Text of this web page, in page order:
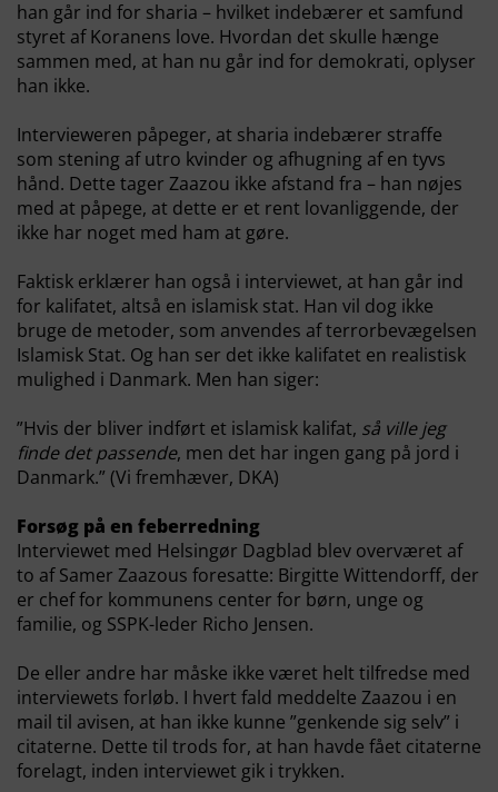
han går ind for sharia – hvilket indebærer et samfund
styret af Koranens love. Hvordan det skulle hænge
sammen med, at han nu går ind for demokrati, oplyser
han ikke.
Intervieweren påpeger, at sharia indebærer straffe
som stening af utro kvinder og afhugning af en tyvs
hånd. Dette tager Zaazou ikke afstand fra – han nøjes
med at påpege, at dette er et rent lovanliggende, der
ikke har noget med ham at gøre.
Faktisk erklærer han også i interviewet, at han går ind
for kalifatet, altså en islamisk stat. Han vil dog ikke
bruge de metoder, som anvendes af terrorbevægelsen
Islamisk Stat. Og han ser det ikke kalifatet en realistisk
mulighed i Danmark. Men han siger:
”Hvis der bliver indført et islamisk kalifat, så ville jeg
finde det passende, men det har ingen gang på jord i
Danmark.” (Vi fremhæver, DKA)
Forsøg på en feberredning
Interviewet med Helsingør Dagblad blev overværet af
to af Samer Zaazous foresatte: Birgitte Wittendorff, der
er chef for kommunens center for børn, unge og
familie, og SSPK-leder Richo Jensen.
De eller andre har måske ikke været helt tilfredse med
interviewets forløb. I hvert fald meddelte Zaazou i en
mail til avisen, at han ikke kunne ”genkende sig selv” i
citaterne. Dette til trods for, at han havde fået citaterne
forelagt, inden interviewet gik i trykken.